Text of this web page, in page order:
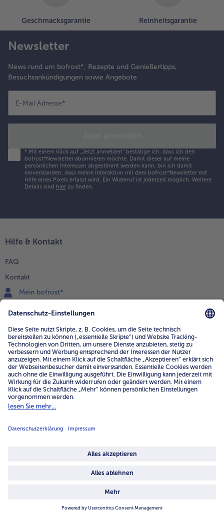
Geschmacksgarantie Reinheitsgarantie
Newsletter
News rund um bofrost*, Rezepte und Genießertipps,
Besuchsankündigungen sowie Angebote
E-Mail Adresse*
* Mit einem Klick auf „Jetzt anmelden" bestätige ich, dass ich den
bofrost*Newsletter abonnieren möchte. Damit dieser auf meine
persönlichen Interessen abgestimmt werden kann, bin ich damit
einverstanden, dass meine Interaktion mit dem bofrost*Newsletter mit
Hilfe eines Pixels erfasst wird. Ein Widerruf ist jederzeit möglich. Weitere
Details sind hier zu finden.
Hilfe & Kontakt
FAQ
Kontakt
Mein bofrost*
0800 - 000 19 18
Mo.-Fr.: 7-21 Uhr Sa: 8-16 Uhr
Service
Unternehmen
Über uns